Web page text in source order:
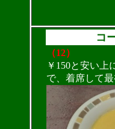
コ
（12）
￥150と安い上
で、着席して最